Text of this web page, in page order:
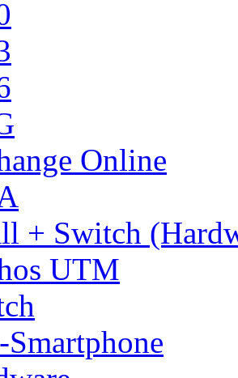
Online
+ Switch
UTM